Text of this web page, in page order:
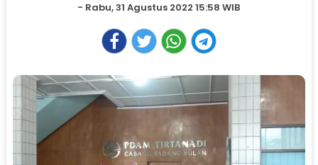
- Rabu, 31 Agustus 2022 15:58 WIB